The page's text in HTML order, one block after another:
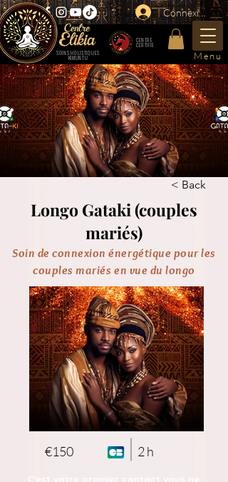
Connexion
Menu
CENTRE
CERTIFIE
SOINS HOLISTIQUES
KIMUNTU
< Back
Longo Gataki (couples
mariés)
Soin de connexion énergétique pour les
couples mariés en vue du longo
€150 2 h